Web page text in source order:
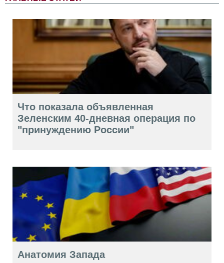
Что показала объявленная
Зеленским 40-дневная операция по
"принуждению России"
Анатомия Запада